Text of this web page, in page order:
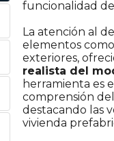
funcionalidad
La atención al
elementos
exteriores,
realista del
herramienta es
comprensión
destacando las
vivienda